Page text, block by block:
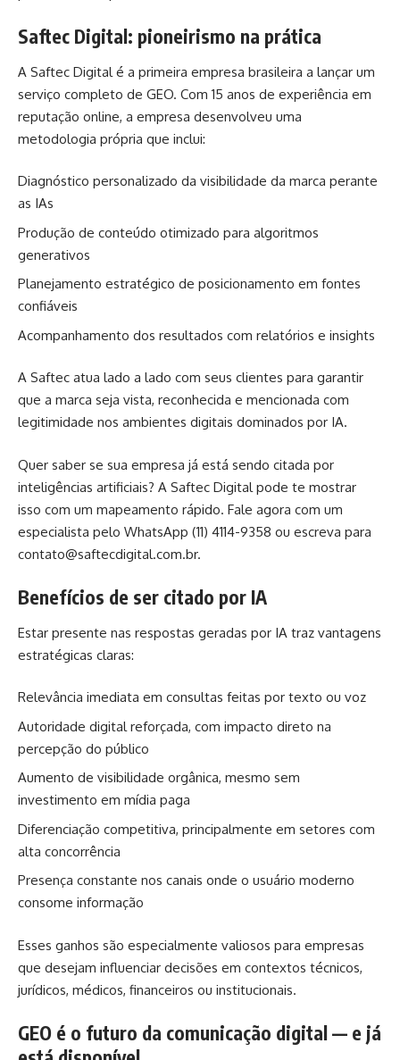
Saftec Digital: pioneirismo na prática
A Saftec Digital é a primeira empresa brasileira a lançar um
serviço completo de GEO. Com 15 anos de experiência em
reputação online, a empresa desenvolveu uma
metodologia própria que inclui:
Diagnóstico personalizado da visibilidade da marca perante
as IAs
Produção de conteúdo otimizado para algoritmos
generativos
Planejamento estratégico de posicionamento em fontes
confiáveis
Acompanhamento dos resultados com relatórios e insights
A Saftec atua lado a lado com seus clientes para garantir
que a marca seja vista, reconhecida e mencionada com
legitimidade nos ambientes digitais dominados por IA.
Quer saber se sua empresa já está sendo citada por
inteligências artificiais? A Saftec Digital pode te mostrar
isso com um mapeamento rápido. Fale agora com um
especialista pelo WhatsApp (11) 4114-9358 ou escreva para
contato@saftecdigital.com.br.
Benefícios de ser citado por IA
Estar presente nas respostas geradas por IA traz vantagens
estratégicas claras:
Relevância imediata em consultas feitas por texto ou voz
Autoridade digital reforçada, com impacto direto na
percepção do público
Aumento de visibilidade orgânica, mesmo sem
investimento em mídia paga
Diferenciação competitiva, principalmente em setores com
alta concorrência
Presença constante nos canais onde o usuário moderno
consome informação
Esses ganhos são especialmente valiosos para empresas
que desejam influenciar decisões em contextos técnicos,
jurídicos, médicos, financeiros ou institucionais.
GEO é o futuro da comunicação digital — e já